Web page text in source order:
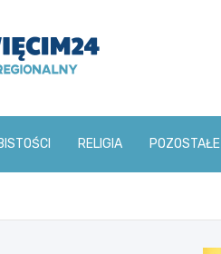
RELIGIA POZOSTAŁE